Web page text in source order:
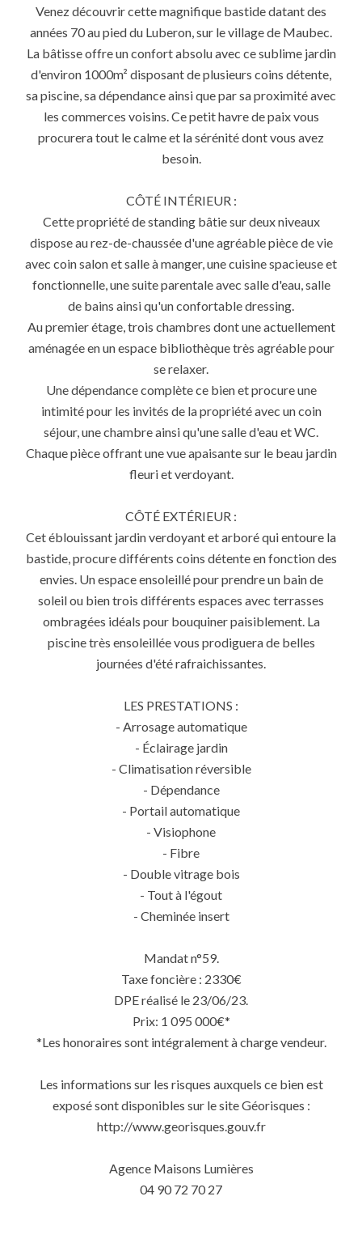
Venez découvrir cette magnifique bastide datant des
années 70 au pied du Luberon, sur le village de Maubec.
La bâtisse offre un confort absolu avec ce sublime jardin
d'environ 1000m² disposant de plusieurs coins détente,
sa piscine, sa dépendance ainsi que par sa proximité avec
les commerces voisins. Ce petit havre de paix vous
procurera tout le calme et la sérénité dont vous avez
besoin.
CÔTÉ INTÉRIEUR :
Cette propriété de standing bâtie sur deux niveaux
dispose au rez-de-chaussée d'une agréable pièce de vie
avec coin salon et salle à manger, une cuisine spacieuse et
fonctionnelle, une suite parentale avec salle d'eau, salle
de bains ainsi qu'un confortable dressing.
Au premier étage, trois chambres dont une actuellement
aménagée en un espace bibliothèque très agréable pour
se relaxer.
Une dépendance complète ce bien et procure une
intimité pour les invités de la propriété avec un coin
séjour, une chambre ainsi qu'une salle d'eau et WC.
Chaque pièce offrant une vue apaisante sur le beau jardin
fleuri et verdoyant.
CÔTÉ EXTÉRIEUR :
Cet éblouissant jardin verdoyant et arboré qui entoure la
bastide, procure différents coins détente en fonction des
envies. Un espace ensoleillé pour prendre un bain de
soleil ou bien trois différents espaces avec terrasses
ombragées idéals pour bouquiner paisiblement. La
piscine très ensoleillée vous prodiguera de belles
journées d'été rafraichissantes.
LES PRESTATIONS :
- Arrosage automatique
- Éclairage jardin
- Climatisation réversible
- Dépendance
- Portail automatique
- Visiophone
- Fibre
- Double vitrage bois
- Tout à l'égout
- Cheminée insert
Mandat n°59.
Taxe foncière : 2330€
DPE réalisé le 23/06/23.
Prix: 1 095 000€*
*Les honoraires sont intégralement à charge vendeur.
Les informations sur les risques auxquels ce bien est
exposé sont disponibles sur le site Géorisques :
http://www.georisques.gouv.fr
Agence Maisons Lumières
04 90 72 70 27